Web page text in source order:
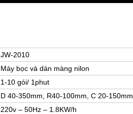
JW-2010
Máy bọc và dán màng nilon
1-10 gói/ 1phut
D 40-350mm, R40-100mm, C 20-150mm
220v – 50Hz – 1.8KW/h